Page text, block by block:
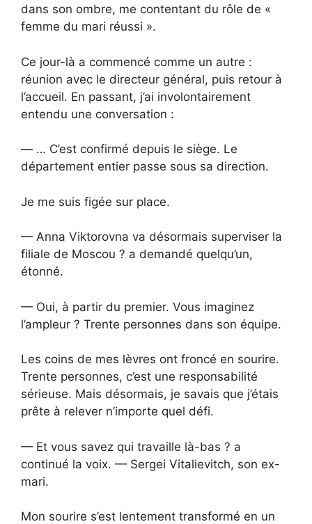
dans son ombre, me contentant du rôle de «
femme du mari réussi ».
Ce jour-là a commencé comme un autre :
réunion avec le directeur général, puis retour à
l’accueil. En passant, j’ai involontairement
entendu une conversation :
— … C’est confirmé depuis le siège. Le
département entier passe sous sa direction.
Je me suis figée sur place.
— Anna Viktorovna va désormais superviser la
filiale de Moscou ? a demandé quelqu’un,
étonné.
— Oui, à partir du premier. Vous imaginez
l’ampleur ? Trente personnes dans son équipe.
Les coins de mes lèvres ont froncé en sourire.
Trente personnes, c’est une responsabilité
sérieuse. Mais désormais, je savais que j’étais
prête à relever n’importe quel défi.
— Et vous savez qui travaille là-bas ? a
continué la voix. — Sergei Vitalievitch, son ex-
mari.
Mon sourire s’est lentement transformé en un